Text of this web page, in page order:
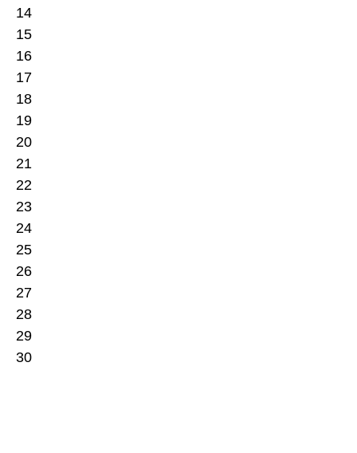
14
15
16
17
18
19
20
21
22
23
24
25
26
27
28
29
30